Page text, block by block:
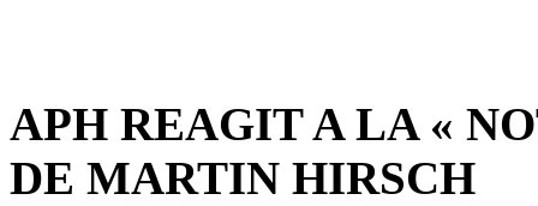
APH REAGIT A LA «
DE MARTIN HIRSCH